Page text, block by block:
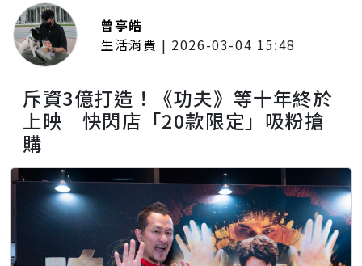
曾亭皓
生活消費 | 2026-03-04 15:48
斥資3億打造！《功夫》等十年終於
上映 快閃店「20款限定」吸粉搶
購